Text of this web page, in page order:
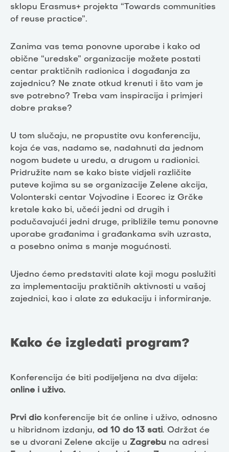
sklopu Erasmus+ projekta “Towards communities
of reuse practice”.
Zanima vas tema ponovne uporabe i kako od
obične “uredske” organizacije možete postati
centar praktičnih radionica i događanja za
zajednicu? Ne znate otkud krenuti i što vam je
sve potrebno? Treba vam inspiracija i primjeri
dobre prakse?
U tom slučaju, ne propustite ovu konferenciju,
koja će vas, nadamo se, nadahnuti da jednom
nogom budete u uredu, a drugom u radionici.
Pridružite nam se kako biste vidjeli različite
puteve kojima su se organizacije Zelene akcija,
Volonterski centar Vojvodine i Ecorec iz Grčke
kretale kako bi, učeći jedni od drugih i
podučavajući jedni druge, približile temu ponovne
uporabe građanima i građankama svih uzrasta,
a posebno onima s manje mogućnosti.
Ujedno ćemo predstaviti alate koji mogu poslužiti
za implementaciju praktičnih aktivnosti u vašoj
zajednici, kao i alate za edukaciju i informiranje.
Kako će izgledati program?
Konferencija će biti podijeljena na dva dijela:
online i uživo.
Prvi diokonferencije bit će online i uživo, odnosno
u hibridnom izdanju, od 10 do 13 sati. Održat će
se u dvorani Zelene akcije u Zagrebu na adresi